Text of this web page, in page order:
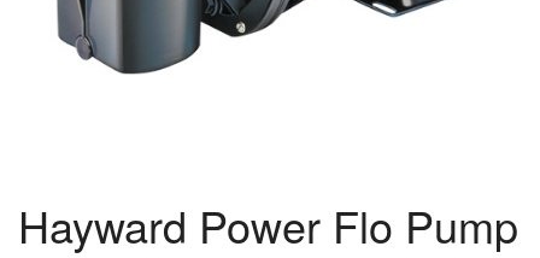
Hayward Power Flo Pump